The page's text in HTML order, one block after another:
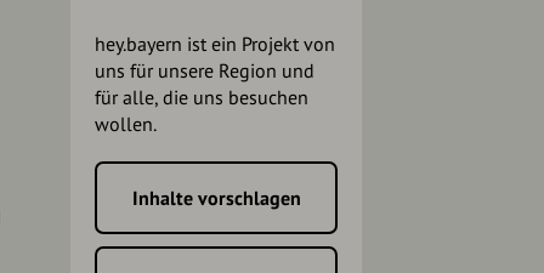
hey.bayern ist ein Projekt von
uns für unsere Region und
für alle, die uns besuchen
wollen.
Inhalte vorschlagen